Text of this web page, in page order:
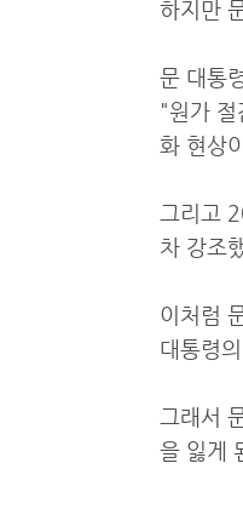
하지만
문 대통
"원가 절
화 현상
그리고
차 강조
이처럼
대통령
그래서
을 잃게